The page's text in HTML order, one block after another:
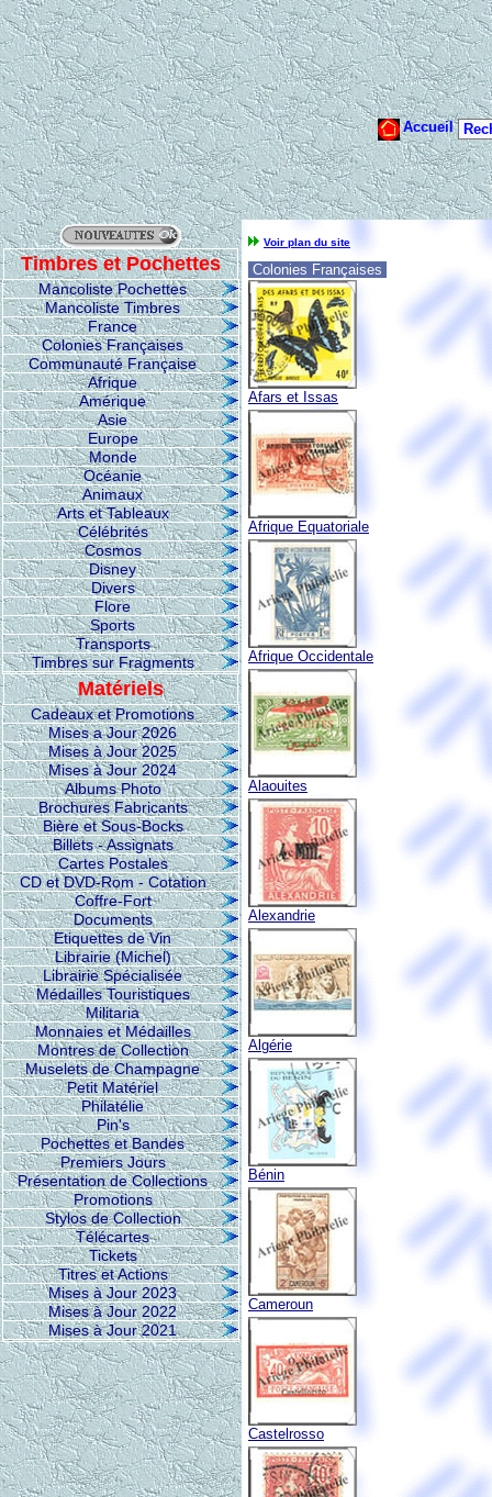
Timbres et Pochettes
Mancoliste Pochettes
Mancoliste Timbres
France
Colonies Françaises
Communauté Française
Afrique
Amérique
Asie
Europe
Monde
Océanie
Animaux
Arts et Tableaux
Célébrités
Cosmos
Disney
Divers
Flore
Sports
Transports
Timbres sur Fragments
Matériels
Cadeaux et Promotions
Mises a Jour 2026
Mises à Jour 2025
Mises à Jour 2024
Albums Photo
Brochures Fabricants
Bière et Sous-Bocks
Billets - Assignats
Cartes Postales
CD et DVD-Rom - Cotation
Coffre-Fort
Documents
Etiquettes de Vin
Librairie (Michel)
Librairie Spécialisée
Médailles Touristiques
Militaria
Monnaies et Médailles
Montres de Collection
Muselets de Champagne
Petit Matériel
Philatélie
Pin's
Pochettes et Bandes
Premiers Jours
Présentation de Collections
Promotions
Stylos de Collection
Télécartes
Tickets
Titres et Actions
Mises à Jour 2023
Mises à Jour 2022
Mises à Jour 2021
Voir plan du site
Colonies Françaises
Afars et Issas
Afrique Equatoriale
Afrique Occidentale
Alaouites
Alexandrie
Algérie
Bénin
Cameroun
Castelrosso